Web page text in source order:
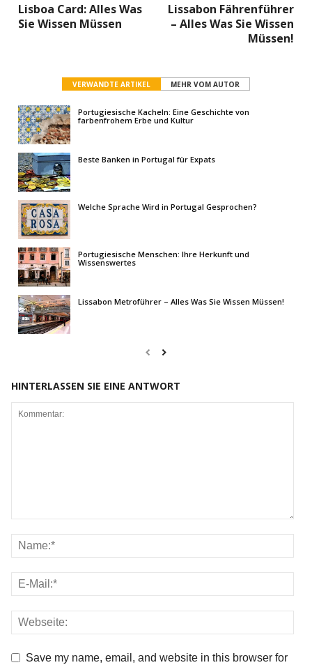
Lisboa Card: Alles Was
Sie Wissen Müssen
Lissabon Fährenführer
– Alles Was Sie Wissen
Müssen!
VERWANDTE ARTIKEL MEHR VOM AUTOR
Portugiesische Kacheln: Eine Geschichte von
farbenfrohem Erbe und Kultur
Beste Banken in Portugal für Expats
Welche Sprache Wird in Portugal Gesprochen?
Portugiesische Menschen: Ihre Herkunft und
Wissenswertes
Lissabon Metroführer – Alles Was Sie Wissen Müssen!
HINTERLASSEN SIE EINE ANTWORT
Save my name, email, and website in this browser for